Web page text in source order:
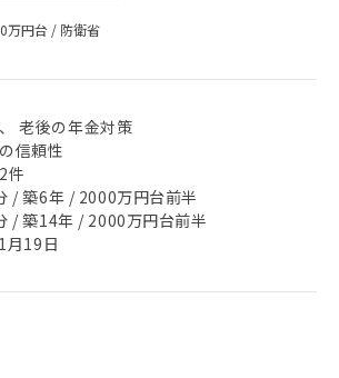
万円台 / 防衛省
老後の年金対策
信頼性
件
/ 築6年 / 2000万円台前半
/ 築14年 / 2000万円台前半
月19日